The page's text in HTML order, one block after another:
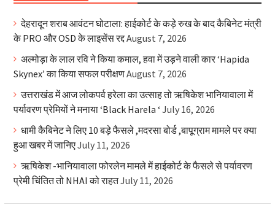
देहरादून शराब आवंटन घोटाला: हाईकोर्ट के कड़े रुख के बाद कैबिनेट मंत्री
के PRO और OSD के लाइसेंस रद्दAugust 7, 2026
अल्मोड़ा के लाल रवि ने किया कमाल, हवा में उड़ने वाली कार ‘Hapida
Skynex’ का किया सफल परीक्षणAugust 7, 2026
उत्तराखंड में आज लोकपर्व हरेला का उत्साह तो ऋषिकेश भानियावाला में
पर्यावरण प्रेमियों ने मनाया ‘Black Harela ‘ July 16, 2026
धामी कैबिनेट ने लिए 10 बड़े फैसले ,मदरसा बोर्ड ,बापूग्राम मामले पर क्या
हुआ खबर में जानिएJuly 11, 2026
ऋषिकेश -भानियावाला फोरलेन मामले में हाईकोर्ट के फैसले से पर्यावरण
प्रेमी चिंतित तो NHAI को राहतJuly 11, 2026